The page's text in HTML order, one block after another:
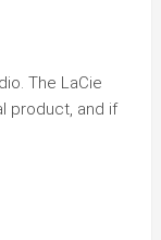
The LaCie
product, and if